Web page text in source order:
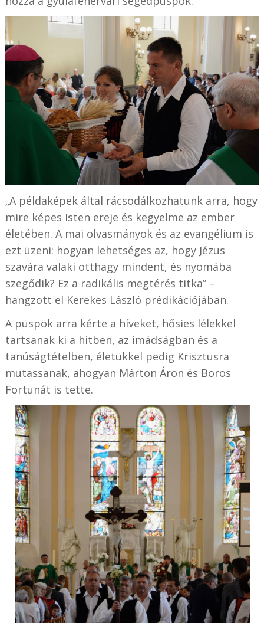
„A példaképek által rácsodálkozhatunk arra, hogy
mire képes Isten ereje és kegyelme az ember
életében. A mai olvasmányok és az evangélium is
ezt üzeni: hogyan lehetséges az, hogy Jézus
szavára valaki otthagy mindent, és nyomába
szegődik? Ez a radikális megtérés titka” –
hangzott el Kerekes László prédikációjában.
A püspök arra kérte a híveket, hősies lélekkel
tartsanak ki a hitben, az imádságban és a
tanúságtételben, életükkel pedig Krisztusra
mutassanak, ahogyan Márton Áron és Boros
Fortunát is tette.